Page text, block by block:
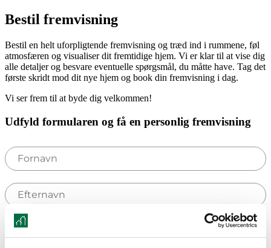
Bestil fremvisning
Bestil en helt uforpligtende fremvisning og træd ind i rummene, føl
atmosfæren og visualiser dit fremtidige hjem. Vi er klar til at vise dig
alle detaljer og besvare eventuelle spørgsmål, du måtte have. Tag det
første skridt mod dit nye hjem og book din fremvisning i dag.
Vi ser frem til at byde dig velkommen!
Udfyld formularen og få en personlig fremvisning